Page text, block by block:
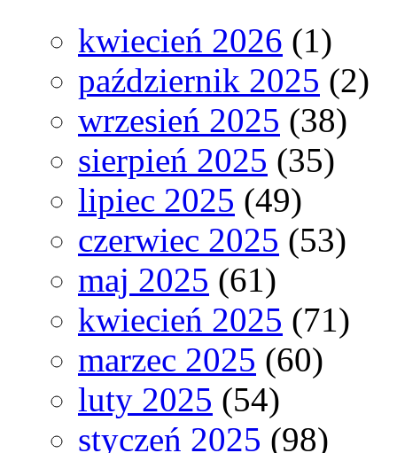
kwiecień 2026 (1)
październik 2025 (2)
wrzesień 2025 (38)
sierpień 2025 (35)
lipiec 2025 (49)
czerwiec 2025 (53)
maj 2025 (61)
kwiecień 2025 (71)
marzec 2025 (60)
luty 2025 (54)
styczeń 2025 (98)